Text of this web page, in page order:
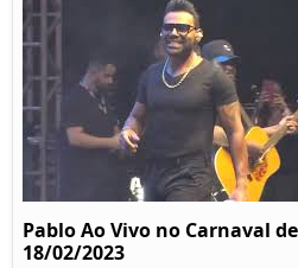
Pablo Ao Vivo no Carnaval
18/02/2023